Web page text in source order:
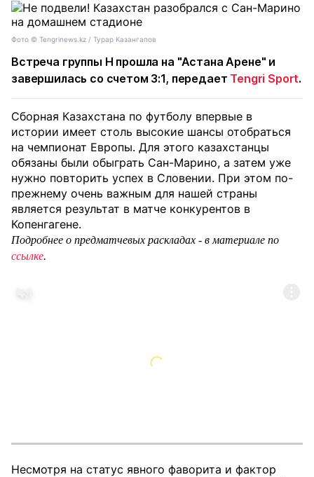
Фото ©️ Tengrinews.kz / Турар Казангапов
Встреча группы H прошла на "Астана Арене" и
завершилась со счетом 3:1, передает Tengri Sport.
Сборная Казахстана по футболу впервые в
истории имеет столь высокие шансы отобраться
на чемпионат Европы. Для этого казахстанцы
обязаны были обыграть Сан-Марино, а затем уже
нужно повторить успех в Словении. При этом по-
прежнему очень важным для нашей страны
является результат в матче конкурентов в
Копенгагене.
Подробнее о предматчевых раскладах - в материале по
ссылке.
Несмотря на статус явного фаворита и фактор